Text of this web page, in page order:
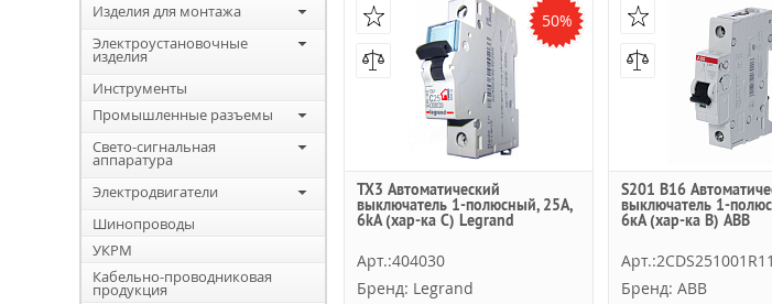
Изделия для монтажа
Электроустановочные
изделия
Инструменты
Промышленные разъемы
Свето-сигнальная
аппаратура
Электродвигатели
Шинопроводы
УКРМ
Кабельно-проводниковая
продукция
50%
TX3 Автоматический
выключатель 1-полюсный, 25А,
6kА (хар-ка C) Legrand
Арт.:404030
Бренд: Legrand
S201 B16
выключатель 1-
6кА (хар-ка B) ABB
Бренд: ABB